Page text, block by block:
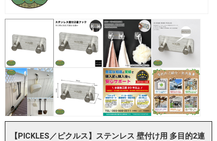
【PICKLES／ピクルス】ステンレス 壁付け用 多目的2連